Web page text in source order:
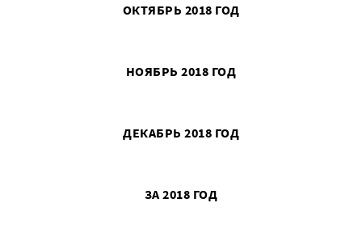
ОКТЯБРЬ 2018 ГОД
НОЯБРЬ 2018 ГОД
ДЕКАБРЬ 2018 ГОД
ЗА 2018 ГОД